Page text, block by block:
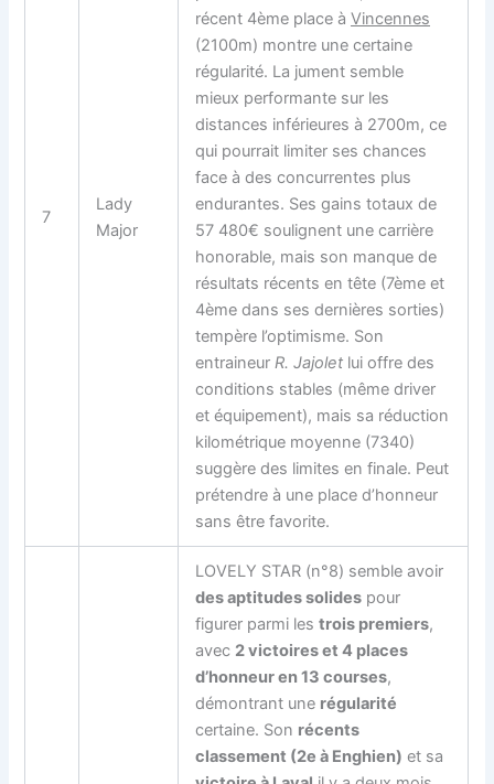
7
Lady
Major
récent 4ème place àVincennes
(2100m) montre une certaine
régularité. La jument semble
mieux performante sur les
distances inférieures à 2700m, ce
qui pourrait limiter ses chances
face à des concurrentes plus
endurantes. Ses gains totaux de
57 480€ soulignent une carrière
honorable, mais son manque de
résultats récents en tête (7ème et
4ème dans ses dernières sorties)
tempère l’optimisme. Son
entraineur R. Jajolet lui offre des
conditions stables (même driver
et équipement), mais sa réduction
kilométrique moyenne (7340)
suggère des limites en finale. Peut
prétendre à une place d’honneur
sans être favorite.
LOVELY STAR (n°8) semble avoir
des aptitudes solides pour
figurer parmi lestrois premiers,
avec 2 victoires et 4 places
d’honneur en 13 courses,
démontrant une régularité
certaine. Son récents
classement (2e à Enghien) et sa